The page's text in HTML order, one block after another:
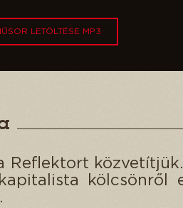
LETÖLTÉSE MP3
Reflektort
kölcsönről